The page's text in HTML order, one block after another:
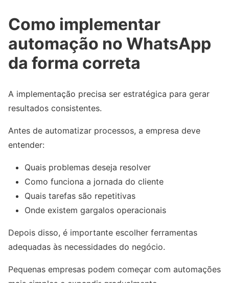
Como implementar
automação no WhatsApp
da forma correta
A implementação precisa ser estratégica para gerar
resultados consistentes.
Antes de automatizar processos, a empresa deve
entender:
Quais problemas deseja resolver
Como funciona a jornada do cliente
Quais tarefas são repetitivas
Onde existem gargalos operacionais
Depois disso, é importante escolher ferramentas
adequadas às necessidades do negócio.
Pequenas empresas podem começar com automações